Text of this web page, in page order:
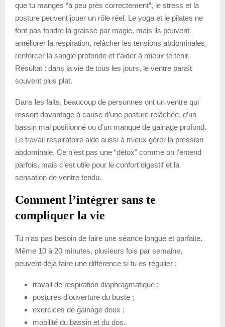
que tu manges “à peu près correctement”, le stress et la
posture peuvent jouer un rôle réel. Le yoga et le pilates ne
font pas fondre la graisse par magie, mais ils peuvent
améliorer la respiration, relâcher les tensions abdominales,
renforcer la sangle profonde et t’aider à mieux te tenir.
Résultat : dans la vie de tous les jours, le ventre paraît
souvent plus plat.
Dans les faits, beaucoup de personnes ont un ventre qui
ressort davantage à cause d’une posture relâchée, d’un
bassin mal positionné ou d’un manque de gainage profond.
Le travail respiratoire aide aussi à mieux gérer la pression
abdominale. Ce n’est pas une “détox” comme on l’entend
parfois, mais c’est utile pour le confort digestif et la
sensation de ventre tendu.
Comment l’intégrer sans te
compliquer la vie
Tu n’as pas besoin de faire une séance longue et parfaite.
Même 10 à 20 minutes, plusieurs fois par semaine,
peuvent déjà faire une différence si tu es régulier :
travail de respiration diaphragmatique ;
postures d’ouverture du buste ;
exercices de gainage doux ;
mobilité du bassin et du dos.